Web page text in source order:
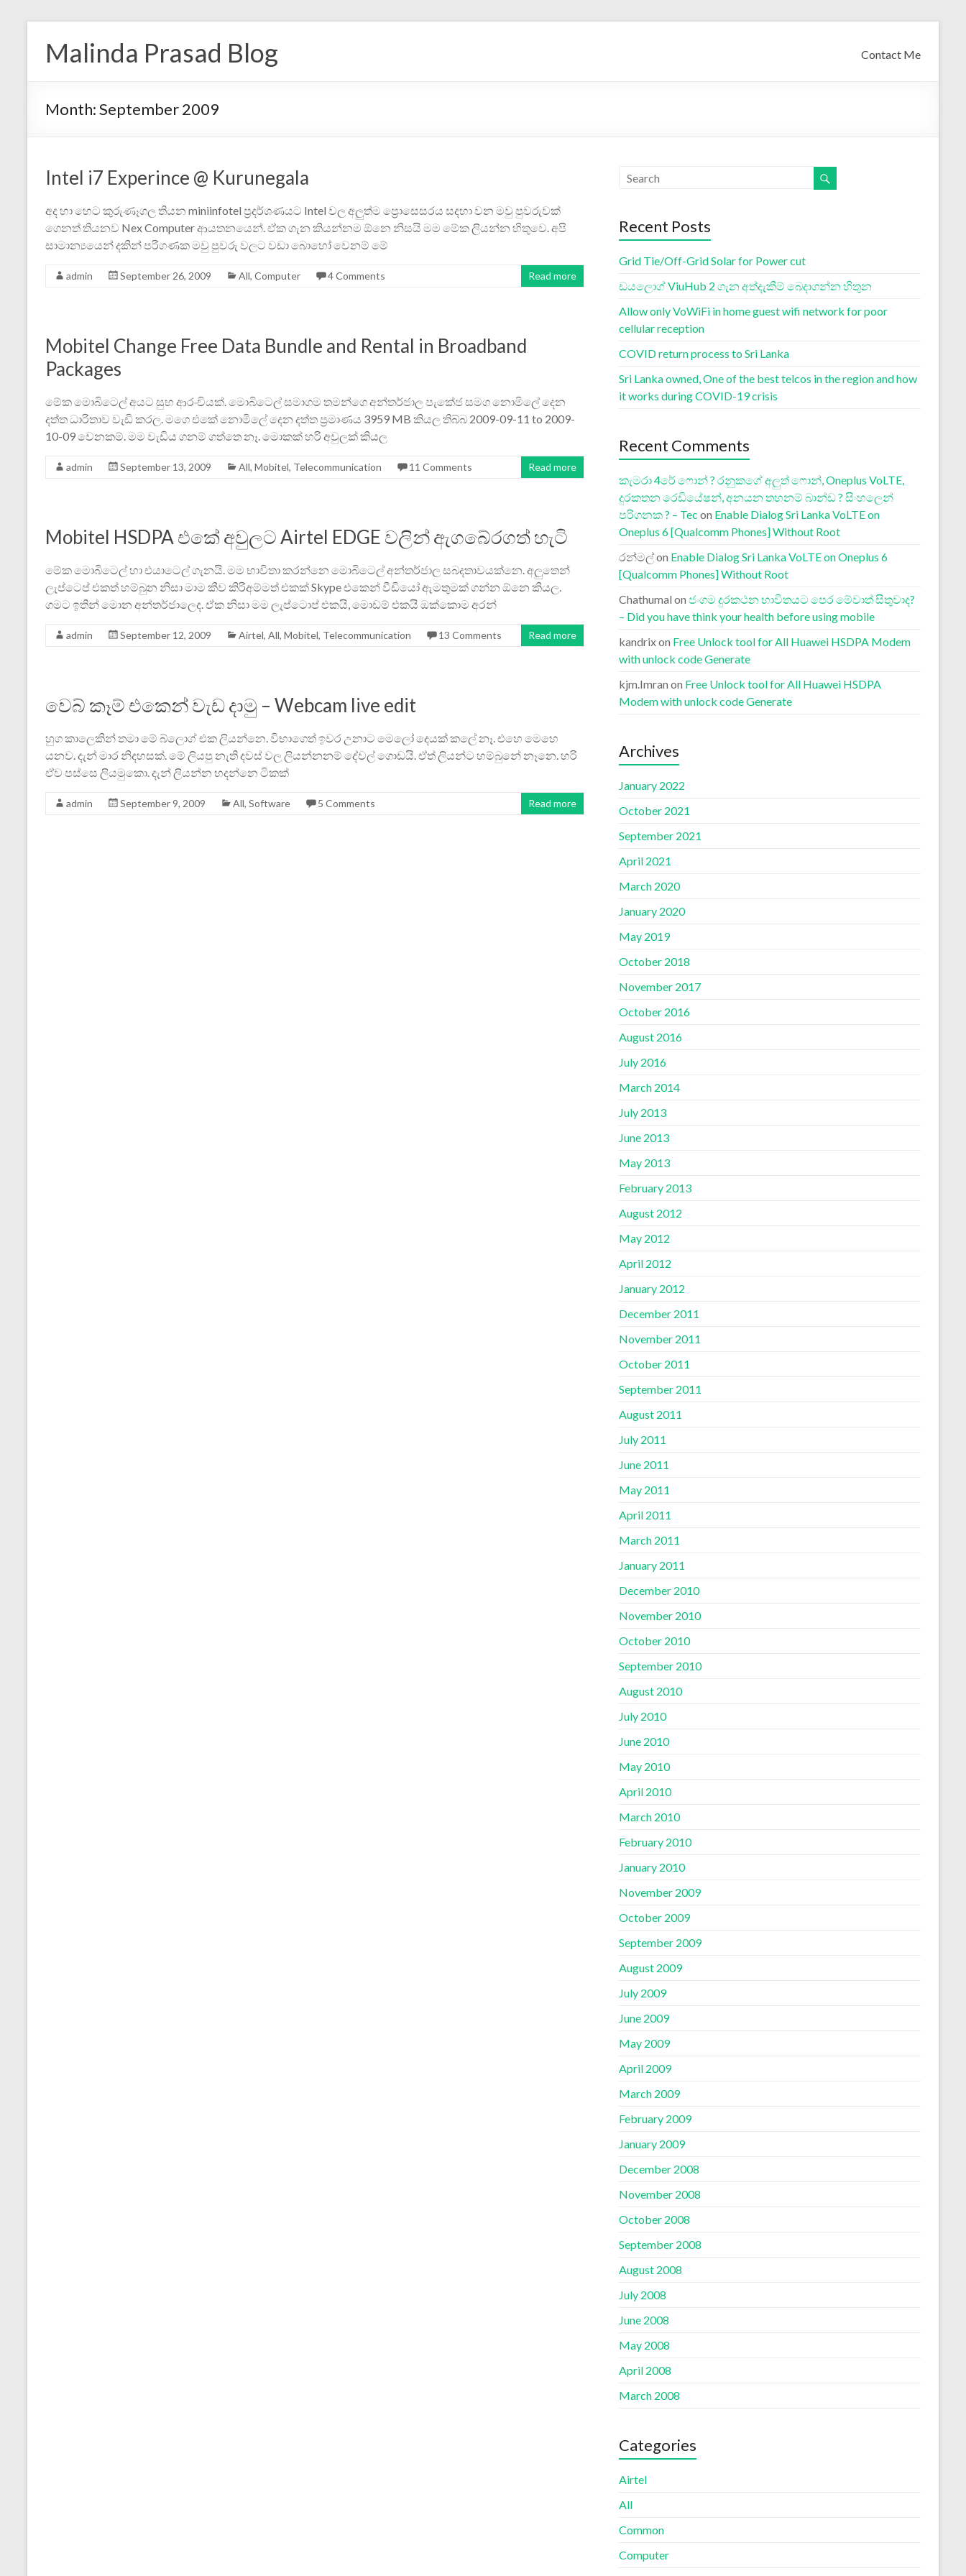
Malinda Prasad Blog Contact Me
Month:September 2009
Intel i7 Experince @ Kurunegala
අද හා හෙට කුරුණෑගල තියන miniinfotel ප්‍රදර්ශණයට Intel වල අලුත්ම ප්‍රොසෙසරය සදහා වන මවු පුවරුවක්
ගෙනත් තියනව Nex Computer ආයතනයෙන්. ඒක ගැන කියන්නම ඕනෙ නිසයි මම මේක ලියන්න හිතුවෙ. අපි
සාමාන්‍යයෙන් දකින් පරිගණක මවු පුවරු වලට වඩා බොහෝ වෙනම් මේ
admin September 26, 2009 All, Computer 4 Comments Read more
Mobitel Change Free Data Bundle and Rental in Broadband
Packages
මේක මොබිටෙල් අයට සුභ ආරංචියක්. මොබිටෙල් සමාගම තමන්ගෙ අන්තර්ජාල පැකේජ සමග නොමිලේ දෙන
දත්ත ධාරිතාව වැඩි කරල. මගෙ එකේ නොමිලේ දෙන දත්ත ප්‍රමාණය 3959 MB කියල තිබ්බ 2009-09-11 to 2009-
10-09 වෙනකම්. මම වැඩිය ගනම් ගත්තෙ නෑ. මොකක් හරි අවුලක් කියල
admin September 13, 2009 All, Mobitel, Telecommunication 11 Comments Read more
Mobitel HSDPA එකේ අවුලට Airtel EDGE වලින් ඇගබේරගත් හැටි
මේක මොබිටෙල් හා එයාටෙල් ගැනයි. මම භාවිතා කරන්නෙ මොබිටෙල් අන්තර්ජාල සබදතාවයක්නෙ. අලුතෙන්
ලැප්ටෙප් එකත් හම්බුන නිසා මාම කීව කිරිඅම්මත් එකක් Skype ‍එකෙන් වීඩියෝ ඇමතුමක් ගන්න ඕනෙ කියල.
ගමට ඉතින් මොන අන්තර්ජාලෙද. ඒක නිසා මම ලැප්ටොප් එකයි, මොඩම් එකයි ඔක්කොම අරන්
admin September 12, 2009 Airtel, All, Mobitel, Telecommunication 13 Comments Read more
වෙබ් කෑම් එකෙන් වැඩ දාමු – Webcam live edit
හුග කාලෙකින් තමා මේ බ්ලොග් එක ලියන්නෙ‍. විභාගෙත් ඉවර උනාට මෙලෝ දෙයක් කලේ නෑ. එහෙ මෙහෙ
යනව. දැන් මාර නිදහසක්. මේ ලියපු නැති දවස් වල ලියන්නනම් ‍දේවල් ගොඩයි. ඒත් ලියන්ට හම්බුනේ නෑනෙ. හරි
ඒව පස්සෙ ලියමුකො. දැන් ලියන්න හදන්නෙ ටිකක්
admin September 9, 2009 All, Software 5 Comments Read more
Recent Posts
Grid Tie/Off-Grid Solar for Power cut
ඩයලොග් ViuHub 2 ගැන අත්දැකීම් බෙදාගන්න හිතුන
Allow only VoWiFi in home guest wifi network for poor
cellular reception
COVID return process to Sri Lanka
Sri Lanka owned, One of the best telcos in the region and how
it works during COVID-19 crisis
Recent Comments
කැමරා 4රේ ෆොන් ? රනුකගේ අලුත් ෆොන්, Oneplus VoLTE,
දුරකතන රෙඩියේෂන්, අනයන තහනම් බාන්ඩ ? සිංහලෙන්
පරිගනක ? – Tec on Enable Dialog Sri Lanka VoLTE on
Oneplus 6 [Qualcomm Phones] Without Root
රන්මල්on Enable Dialog Sri Lanka VoLTE on Oneplus 6
[Qualcomm Phones] Without Root
Chathumal on ජංගම දුරකථන භාවිතයට පෙර මේවාත් සිතුවාද?
– Did you have think your health before using mobile
kandrixon Free Unlock tool for All Huawei HSDPA Modem
with unlock code Generate
kjm.Imran on Free Unlock tool for All Huawei HSDPA
Modem with unlock code Generate
Archives
January 2022
October 2021
September 2021
April 2021
March 2020
January 2020
May 2019
October 2018
November 2017
October 2016
August 2016
July 2016
March 2014
July 2013
June 2013
May 2013
February 2013
August 2012
May 2012
April 2012
January 2012
December 2011
November 2011
October 2011
September 2011
August 2011
July 2011
June 2011
May 2011
April 2011
March 2011
January 2011
December 2010
November 2010
October 2010
September 2010
August 2010
July 2010
June 2010
May 2010
April 2010
March 2010
February 2010
January 2010
November 2009
October 2009
September 2009
August 2009
July 2009
June 2009
May 2009
April 2009
March 2009
February 2009
January 2009
December 2008
November 2008
October 2008
September 2008
August 2008
July 2008
June 2008
May 2008
April 2008
March 2008
Categories
Airtel
All
Common
Computer